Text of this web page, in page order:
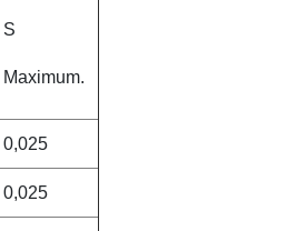
S
Maximum.
0,025
0,025